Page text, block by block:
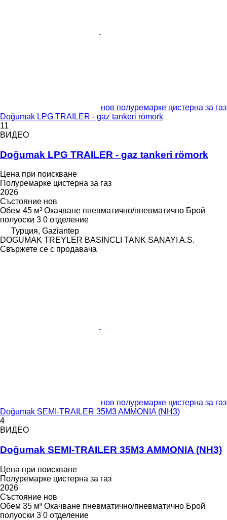
нов полуремарке цистерна за газ
Doğumak LPG TRAILER - gaz tankeri römork
11
ВИДЕО
Doğumak LPG TRAILER - gaz tankeri römork
Цена при поискване
Полуремарке цистерна за газ
2026
Състояние нов
Обем 45 м³ Окачване пневматично/пневматично Брой
полуоски 3 0 отделение
Турция, Gaziantep
DOGUMAK TREYLER BASINCLI TANK SANAYI A.S.
Свържете се с продавача
нов полуремарке цистерна за газ
Doğumak SEMI-TRAILER 35M3 AMMONIA (NH3)
4
ВИДЕО
Doğumak SEMI-TRAILER 35M3 AMMONIA (NH3)
Цена при поискване
Полуремарке цистерна за газ
2026
Състояние нов
Обем 35 м³ Окачване пневматично/пневматично Брой
полуоски 3 0 отделение